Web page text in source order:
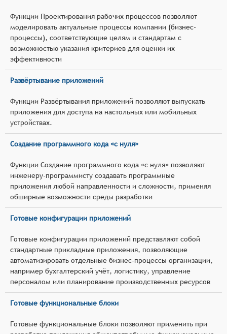
Функции Проектирования рабочих процессов позволяют
моделировать актуальные процессы компании (бизнес-
процессы), соответствующие целям и стандартам с
возможностью указания критериев для оценки их
эффективности
Развёртывание приложений
Функции Развёртывания приложений позволяют выпускать
приложения для доступа на настольных или мобильных
устройствах.
Создание программного кода «с нуля»
Функции Создание программного кода «с нуля» позволяют
инженеру-программисту создавать программные
приложения любой направленности и сложности, применяя
обширные возможности среды разработки
Готовые конфигурации приложений
Готовые конфигурации приложений представляют собой
стандартные прикладные приложения, позволяющие
автоматизировать отдельные бизнес-процессы организации,
например бухгалтерский учёт, логистику, управление
персоналом или планирование производственных ресурсов
Готовые функциональные блоки
Готовые функциональные блоки позволяют применить при